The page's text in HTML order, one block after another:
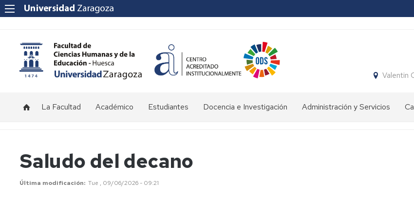
Valentin
La Facultad
Historia
Historia
Antiguos
Organización
Equipo
Académico
en
Educación
y
Horarios
Exámenes
Estudiantes
de
nuevo
Docencia e Investigación Administración y Servicios
Saludo del decano
Última modificación Tue , 09/06/2026 - 09:21